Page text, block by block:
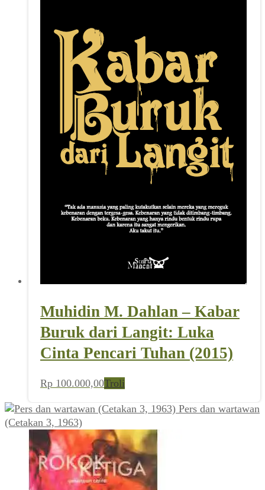
Muhidin M. Dahlan – Kabar
Buruk dari Langit: Luka
Cinta Pencari Tuhan (2015)
Rp 100.000,00Troli
Pers dan wartawan
(Cetakan 3, 1963)